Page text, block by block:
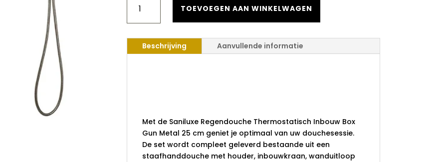
REGENDOUCHE
INBOUW
METAL
TOEVOEGEN AAN WINKELWAGEN
Beschrijving Aanvullende informatie
Met de Saniluxe Regendouche Thermostatisch Inbouw Box
Gun Metal 25 cm geniet je optimaal van uw douchesessie.
De set wordt compleet geleverd bestaande uit een
staafhanddouche met houder, inbouwkraan, wanduitloop